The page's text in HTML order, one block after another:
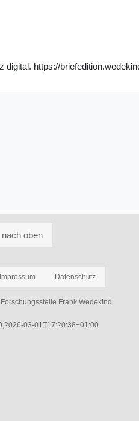
https://
nach oben
Impressum Datenschutz
Frank Wedekind.
03-01T17:20:38+01:00